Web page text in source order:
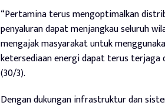
“Pertamina terus mengoptimalkan
penyaluran dapat menjangkau seluruh
mengajak masyarakat untuk
ketersediaan energi dapat terus terjaga
(30/3).
Dengan dukungan infrastruktur dan